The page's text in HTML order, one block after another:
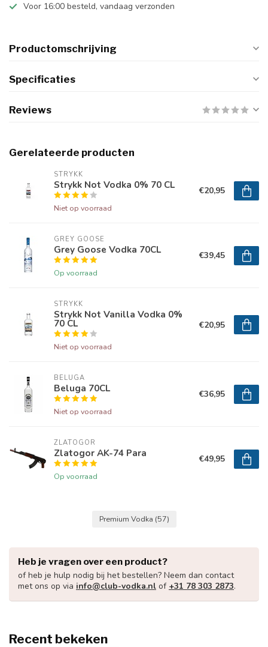
Voor 16:00 besteld, vandaag verzonden
Productomschrijving
Specificaties
Reviews
Gerelateerde producten
STRYKK
Strykk Not Vodka 0% 70 CL
Niet op voorraad
€20,95
GREY GOOSE
Grey Goose Vodka 70CL
Op voorraad
€39,45
STRYKK
Strykk Not Vanilla Vodka 0%
70 CL
Niet op voorraad
€20,95
BELUGA
Beluga 70CL
Niet op voorraad
€36,95
ZLATOGOR
Zlatogor AK-74 Para
Op voorraad
€49,95
Premium Vodka (57)
Heb je vragen over een product?
of heb je hulp nodig bij het bestellen? Neem dan contact
met ons op via info@club-vodka.nl of +31 78 303 2873.
Recent bekeken